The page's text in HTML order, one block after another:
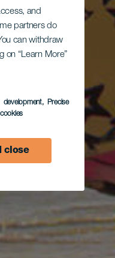
and
partners do
can withdraw
on “Learn More”
development, Precise
close